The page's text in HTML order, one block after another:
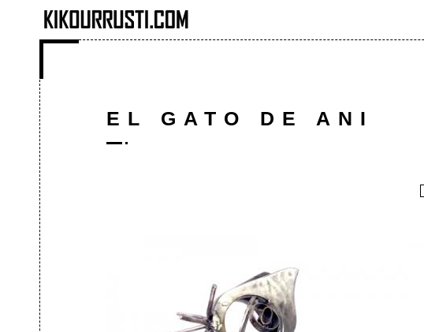
Pasar al contenido principal
EL GATO DE ANI